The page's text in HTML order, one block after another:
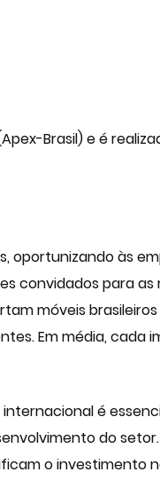
Brasil) e é
oportunizando às
convidados para
móveis
Em média, cada
é
do setor.
o investimento